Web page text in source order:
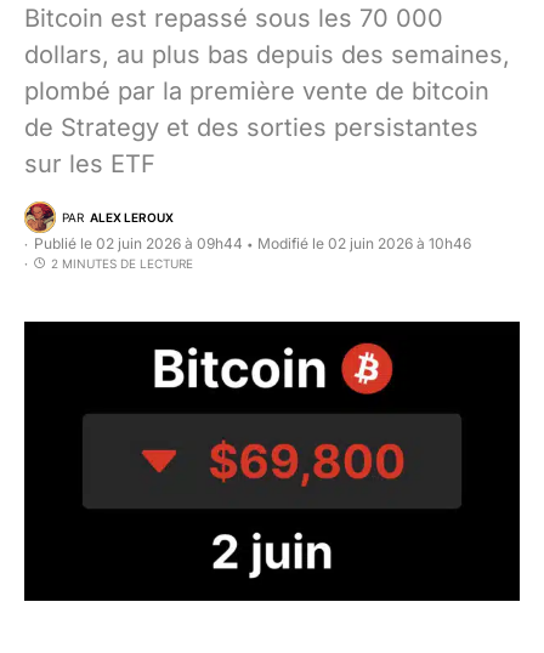
Bitcoin est repassé sous les 70 000
dollars, au plus bas depuis des semaines,
plombé par la première vente de bitcoin
de Strategy et des sorties persistantes
sur les ETF
PAR ALEX LEROUX
Publié le 02 juin 2026 à 09h44 • Modifié le 02 juin 2026 à 10h46
2 MINUTES DE LECTURE